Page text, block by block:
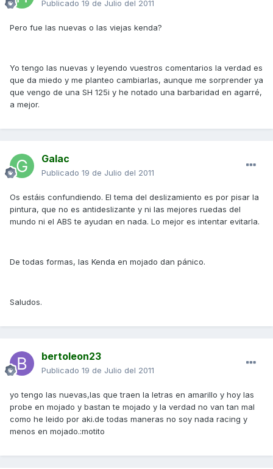
Publicado 19 de Julio del 2011
Pero fue las nuevas o las viejas kenda?
Yo tengo las nuevas y leyendo vuestros comentarios la verdad es
que da miedo y me planteo cambiarlas, aunque me sorprender ya
que vengo de una SH 125i y he notado una barbaridad en agarré,
a mejor.
Galac
Publicado 19 de Julio del 2011
Os estáis confundiendo. El tema del deslizamiento es por pisar la
pintura, que no es antideslizante y ni las mejores ruedas del
mundo ni el ABS te ayudan en nada. Lo mejor es intentar evitarla.
De todas formas, las Kenda en mojado dan pánico.
Saludos.
bertoleon23
Publicado 19 de Julio del 2011
yo tengo las nuevas,las que traen la letras en amarillo y hoy las
probe en mojado y bastan te mojado y la verdad no van tan mal
como he leido por aki.de todas maneras no soy nada racing y
menos en mojado.:motito